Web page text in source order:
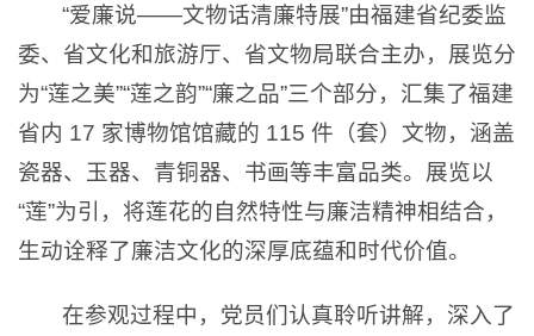
“爱廉说——文物话清廉特展”由福建省纪委监
委、省文化和旅游厅、省文物局联合主办，展览分
为“莲之美”“莲之韵”“廉之品”三个部分，汇集了福建
省内 17 家博物馆馆藏的 115 件（套）文物，涵盖
瓷器、玉器、青铜器、书画等丰富品类。展览以
“莲”为引，将莲花的自然特性与廉洁精神相结合，
生动诠释了廉洁文化的深厚底蕴和时代价值。
在参观过程中，党员们认真聆听讲解，深入了